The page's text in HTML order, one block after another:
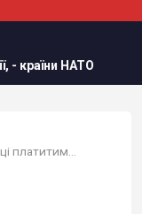
В результаті